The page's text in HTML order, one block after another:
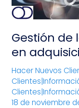
Gestión de
en
Hacer Nuevos
18 de noviembre
empresas.